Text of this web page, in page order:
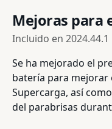
Mejoras para
Incluido en 2024.44.1
Se ha mejorado el
batería para mejorar
Supercarga, así
del parabrisas